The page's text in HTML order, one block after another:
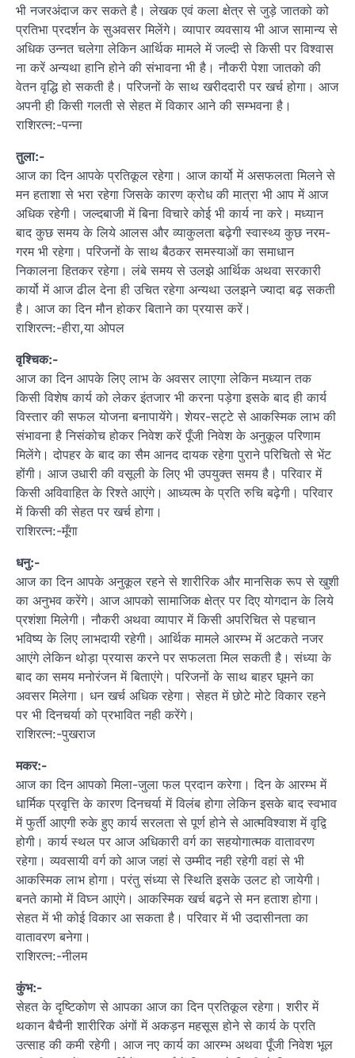
भी नजरअंदाज कर सकते है। लेखक एवं कला क्षेत्र से जुड़े जातको को
प्रतिभा प्रदर्शन के सुअवसर मिलेंगे। व्यापार व्यवसाय भी आज सामान्य से
अधिक उन्नत चलेगा लेकिन आर्थिक मामले में जल्दी से किसी पर विश्वास
ना करें अन्यथा हानि होने की संभावना भी है। नौकरी पेशा जातको की
वेतन वृद्धि हो सकती है। परिजनों के साथ खरीददारी पर खर्च होगा। आज
अपनी ही किसी गलती से सेहत में विकार आने की सम्भवना है।
राशिरत्न:-पन्ना
तुला:-
आज का दिन आपके प्रतिकूल रहेगा। आज कार्यो में असफलता मिलने से
मन हताशा से भरा रहेगा जिसके कारण क्रोध की मात्रा भी आप में आज
अधिक रहेगी। जल्दबाजी में बिना विचारे कोई भी कार्य ना करे। मध्यान
बाद कुछ समय के लिये आलस और व्याकुलता बढ़ेगी स्वास्थ्य कुछ नरम-
गरम भी रहेगा। परिजनों के साथ बैठकर समस्याओं का समाधान
निकालना हितकर रहेगा। लंबे समय से उलझे आर्थिक अथवा सरकारी
कार्यो में आज ढील देना ही उचित रहेगा अन्यथा उलझने ज्यादा बढ़ सकती
है। आज का दिन मौन होकर बिताने का प्रयास करें।
राशिरत्न:-हीरा,या ओपल
वृश्चिक:-
आज का दिन आपके लिए लाभ के अवसर लाएगा लेकिन मध्यान तक
किसी विशेष कार्य को लेकर इंतजार भी करना पड़ेगा इसके बाद ही कार्य
विस्तार की सफल योजना बनापायेंगे। शेयर-सट्टे से आकस्मिक लाभ की
संभावना है निसंकोच होकर निवेश करें पूँजी निवेश के अनुकूल परिणाम
मिलेंगे। दोपहर के बाद का सैम आनद दायक रहेगा पुराने परिचितो से भेंट
होंगी। आज उधारी की वसूली के लिए भी उपयुक्त समय है। परिवार में
किसी अविवाहित के रिश्ते आएंगे। आध्यत्म के प्रति रुचि बढ़ेगी। परिवार
में किसी की सेहत पर खर्च होगा।
राशिरत्न:-मूँगा
धनु:-
आज का दिन आपके अनुकूल रहने से शारीरिक और मानसिक रूप से खुशी
का अनुभव करेंगे। आज आपको सामाजिक क्षेत्र पर दिए योगदान के लिये
प्रशंशा मिलेगी। नौकरी अथवा व्यापार में किसी अपरिचित से पहचान
भविष्य के लिए लाभदायी रहेगी। आर्थिक मामले आरम्भ में अटकते नजर
आएंगे लेकिन थोड़ा प्रयास करने पर सफलता मिल सकती है। संध्या के
बाद का समय मनोरंजन में बिताएंगे। परिजनों के साथ बाहर घूमने का
अवसर मिलेगा। धन खर्च अधिक रहेगा। सेहत में छोटे मोटे विकार रहने
पर भी दिनचर्या को प्रभावित नही करेंगे।
राशिरत्न:-पुखराज
मकर:-
आज का दिन आपको मिला-जुला फल प्रदान करेगा। दिन के आरम्भ में
धार्मिक प्रवृत्ति के कारण दिनचर्या में विलंब होगा लेकिन इसके बाद स्वभाव
में फुर्ती आएगी रुके हुए कार्य सरलता से पूर्ण होने से आत्मविश्वाश में वृद्वि
होगी। कार्य स्थल पर आज अधिकारी वर्ग का सहयोगात्मक वातावरण
रहेगा। व्यवसायी वर्ग को आज जहां से उम्मीद नही रहेगी वहां से भी
आकस्मिक लाभ होगा। परंतु संध्या से स्थिति इसके उलट हो जायेगी।
बनते कामो में विघ्न आएंगे। आकस्मिक खर्च बढ़ने से मन हताश होगा।
सेहत में भी कोई विकार आ सकता है। परिवार में भी उदासीनता का
वातावरण बनेगा।
राशिरत्न:-नीलम
कुंभ:-
सेहत के दृष्टिकोण से आपका आज का दिन प्रतिकूल रहेगा। शरीर में
थकान बैचैनी शारीरिक अंगों में अकड़न महसूस होने से कार्य के प्रति
उत्साह की कमी रहेगी। आज नए कार्य का आरम्भ अथवा पूँजी निवेश भूल